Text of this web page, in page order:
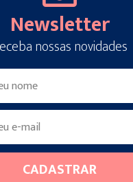
Newsletter
nossas novidades
CADASTRAR